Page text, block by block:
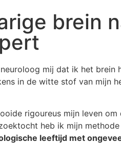
brein
mij dat ik het brein
in de witte stof van mijn
rigoureus mijn leven om
heb ik mijn
leeftijd met